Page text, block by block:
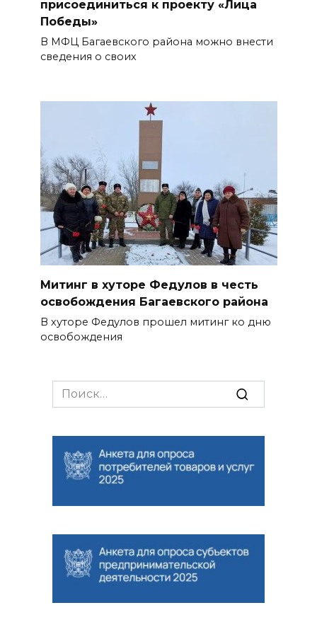
присоединиться к проекту «Лица
Победы»
В МФЦ Багаевского района можно внести
сведения о своих
Митинг в хуторе Федулов в честь
освобождения Багаевского района
В хуторе Федулов прошел митинг ко дню
освобождения
Search
for: